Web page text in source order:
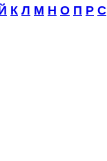
КЛ М Н О П РС